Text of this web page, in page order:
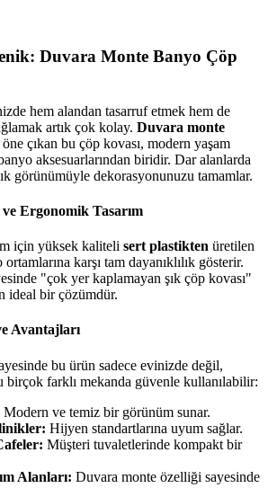
Duvara Monte Banyo Çöp
hem alandan tasarruf etmek hem de
artık çok kolay. Duvara monte
öne çıkan bu çöp kovası, modern yaşam
aksesuarlarından biridir. Dar alanlarda
görünümüyle dekorasyonunuzu tamamlar.
ve Ergonomik Tasarım
için yüksek kaliteli sert plastikten üretilen
karşı tam dayanıklılık gösterir.
"çok yer kaplamayan şık çöp kovası"
ideal bir çözümdür.
Avantajları
bu ürün sadece evinizde değil,
farklı mekanda güvenle kullanılabilir:
Modern ve temiz bir görünüm sunar.
Hijyen standartlarına uyum sağlar.
Müşteri tuvaletlerinde kompakt bir
Alanları: Duvara monte özelliği sayesinde